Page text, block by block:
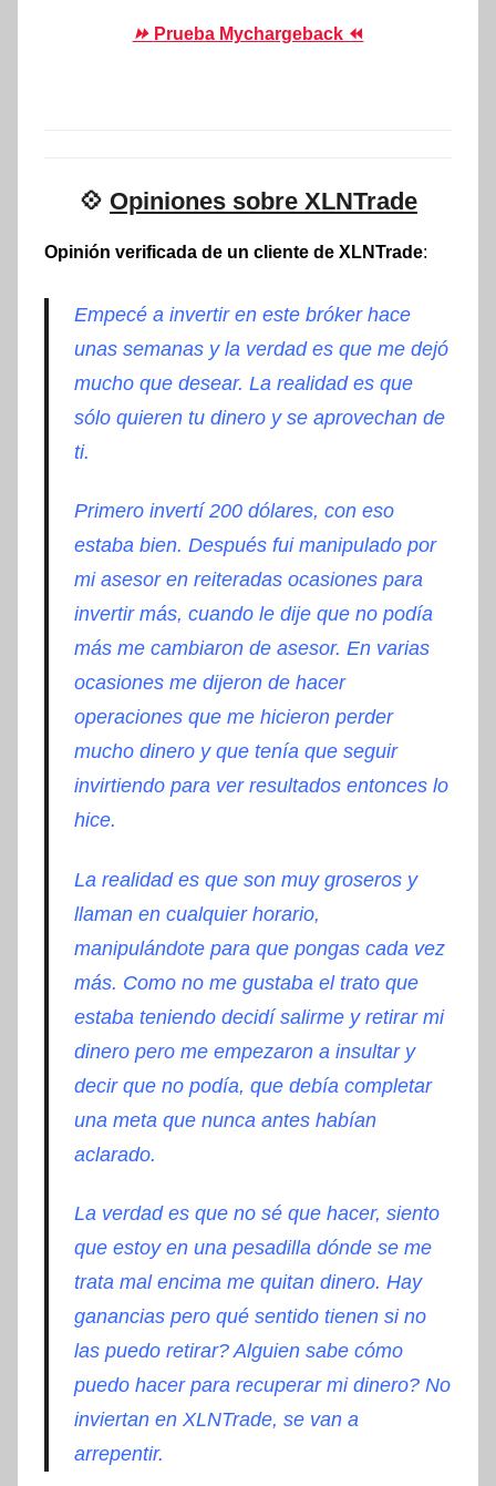
⏩ Prueba Mychargeback ⏪
💠 Opiniones sobre XLNTrade
Opinión verificada de un cliente de XLNTrade:
Empecé a invertir en este bróker hace
unas semanas y la verdad es que me dejó
mucho que desear. La realidad es que
sólo quieren tu dinero y se aprovechan de
ti.
Primero invertí 200 dólares, con eso
estaba bien. Después fui manipulado por
mi asesor en reiteradas ocasiones para
invertir más, cuando le dije que no podía
más me cambiaron de asesor. En varias
ocasiones me dijeron de hacer
operaciones que me hicieron perder
mucho dinero y que tenía que seguir
invirtiendo para ver resultados entonces lo
hice.
La realidad es que son muy groseros y
llaman en cualquier horario,
manipulándote para que pongas cada vez
más. Como no me gustaba el trato que
estaba teniendo decidí salirme y retirar mi
dinero pero me empezaron a insultar y
decir que no podía, que debía completar
una meta que nunca antes habían
aclarado.
La verdad es que no sé que hacer, siento
que estoy en una pesadilla dónde se me
trata mal encima me quitan dinero. Hay
ganancias pero qué sentido tienen si no
las puedo retirar? Alguien sabe cómo
puedo hacer para recuperar mi dinero? No
inviertan en XLNTrade, se van a
arrepentir.